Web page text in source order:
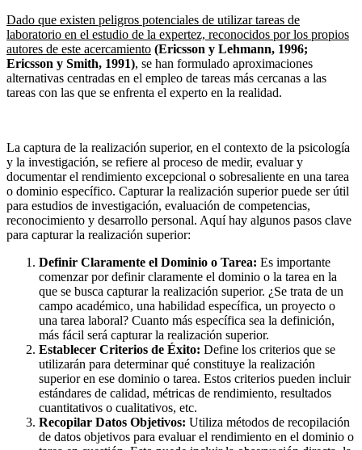
Dado que existen peligros potenciales de utilizar tareas de
laboratorio en el estudio de la expertez, reconocidos por los propios
autores de este acercamiento (Ericsson y Lehmann, 1996;
Ericsson y Smith, 1991), se han formulado aproximaciones
alternativas centradas en el empleo de tareas más cercanas a las
tareas con las que se enfrenta el experto en la realidad.
La captura de la realización superior, en el contexto de la psicología
y la investigación, se refiere al proceso de medir, evaluar y
documentar el rendimiento excepcional o sobresaliente en una tarea
o dominio específico. Capturar la realización superior puede ser útil
para estudios de investigación, evaluación de competencias,
reconocimiento y desarrollo personal. Aquí hay algunos pasos clave
para capturar la realización superior:
Definir Claramente el Dominio o Tarea: Es importante
comenzar por definir claramente el dominio o la tarea en la
que se busca capturar la realización superior. ¿Se trata de un
campo académico, una habilidad específica, un proyecto o
una tarea laboral? Cuanto más específica sea la definición,
más fácil será capturar la realización superior.
Establecer Criterios de Éxito: Define los criterios que se
utilizarán para determinar qué constituye la realización
superior en ese dominio o tarea. Estos criterios pueden incluir
estándares de calidad, métricas de rendimiento, resultados
cuantitativos o cualitativos, etc.
Recopilar Datos Objetivos: Utiliza métodos de recopilación
de datos objetivos para evaluar el rendimiento en el dominio o